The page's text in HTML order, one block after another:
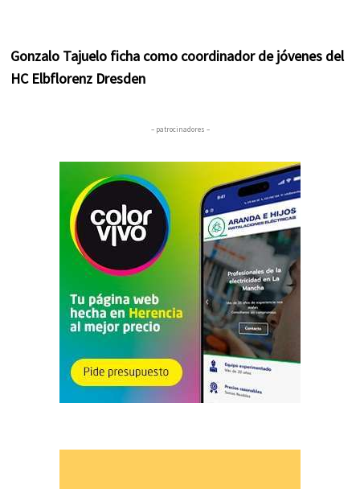
Gonzalo Tajuelo ficha como coordinador de jóvenes del
HC Elbflorenz Dresden
– patrocinadores –